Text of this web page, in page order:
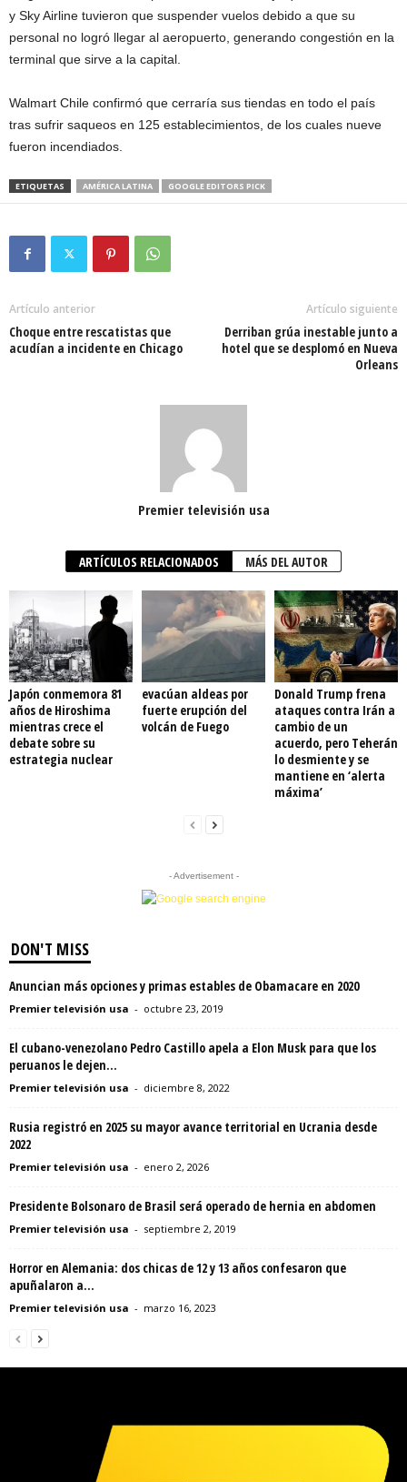
y Sky Airline tuvieron que suspender vuelos debido a que su
personal no logró llegar al aeropuerto, generando congestión en la
terminal que sirve a la capital.
Walmart Chile confirmó que cerraría sus tiendas en todo el país
tras sufrir saqueos en 125 establecimientos, de los cuales nueve
fueron incendiados.
ETIQUETAS AMÉRICA LATINA GOOGLE EDITORS PICK
Artículo anterior
Choque entre rescatistas que
acudían a incidente en Chicago
Artículo siguiente
Derriban grúa inestable junto a
hotel que se desplomó en Nueva
Orleans
Premier televisión usa
ARTÍCULOS RELACIONADOS MÁS DEL AUTOR
Japón conmemora 81
años de Hiroshima
mientras crece el
debate sobre su
estrategia nuclear
evacúan aldeas por
fuerte erupción del
volcán de Fuego
Donald Trump frena
ataques contra Irán a
cambio de un
acuerdo, pero Teherán
lo desmiente y se
mantiene en ‘alerta
máxima’
- Advertisement -
DON'T MISS
Anuncian más opciones y primas estables de Obamacare en 2020
Premier televisión usa - octubre 23, 2019
El cubano-venezolano Pedro Castillo apela a Elon Musk para que los
peruanos le dejen...
Premier televisión usa - diciembre 8, 2022
Rusia registró en 2025 su mayor avance territorial en Ucrania desde
2022
Premier televisión usa - enero 2, 2026
Presidente Bolsonaro de Brasil será operado de hernia en abdomen
Premier televisión usa - septiembre 2, 2019
Horror en Alemania: dos chicas de 12 y 13 años confesaron que
apuñalaron a...
Premier televisión usa - marzo 16, 2023